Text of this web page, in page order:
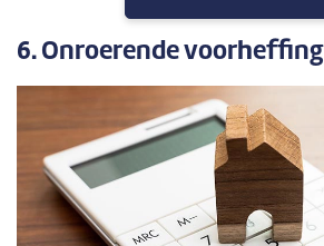
6. Onroerende voorheffing